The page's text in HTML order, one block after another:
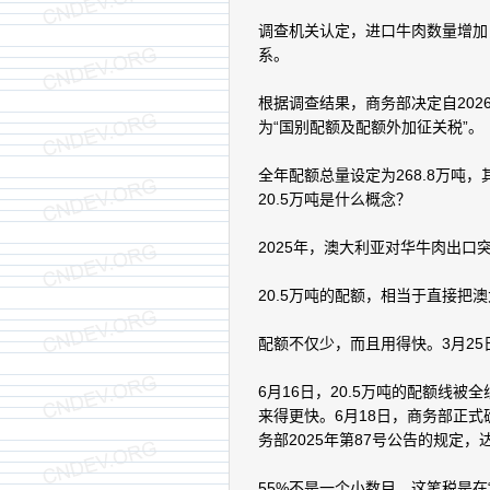
调查机关认定，进口牛肉数量增
系。
根据调查结果，商务部决定自
为“国别配额及配额外加征关税”。
全年配额总量设定为268.8万吨，
20.5万吨是什么概念？
2025年，澳大利亚对华牛肉出口
20.5万吨的配额，相当于直接把
配额不仅少，而且用得快。3月
6月16日，20.5万吨的配额线被
来得更快。6月18日，商务部正
务部2025年第87号公告的规定，